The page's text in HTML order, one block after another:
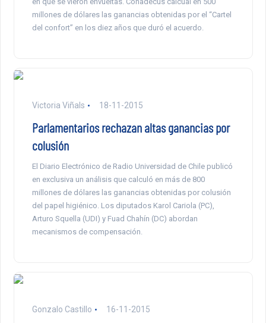
millones de dólares las ganancias obtenidas por el “Cartel
del confort” en los diez años que duró el acuerdo.
Victoria Viñals 18-11-2015
Parlamentarios rechazan altas ganancias por
colusión
El Diario Electrónico de Radio Universidad de Chile publicó
en exclusiva un análisis que calculó en más de 800
millones de dólares las ganancias obtenidas por colusión
del papel higiénico. Los diputados Karol Cariola (PC),
Arturo Squella (UDI) y Fuad Chahín (DC) abordan
mecanismos de compensación.
Gonzalo Castillo 16-11-2015